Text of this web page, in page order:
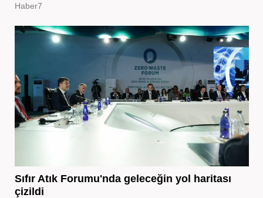
Haber7
Sıfır Atık Forumu'nda geleceğin yol haritası
çizildi